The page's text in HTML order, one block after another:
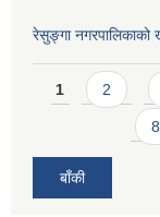
रेसुङ्गा नगरपालिकाको
Pages
1 2
8
बाँकी